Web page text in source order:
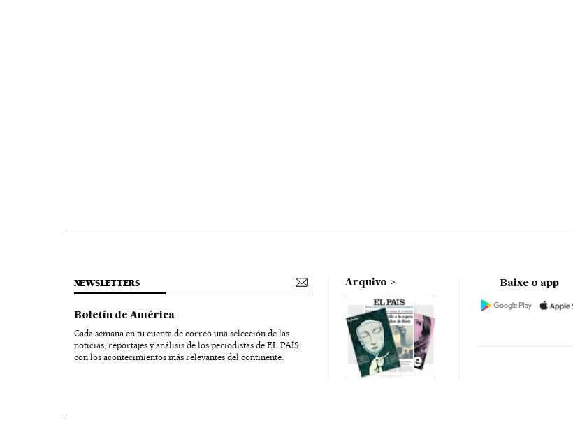
NEWSLETTERS
Boletín de América
Cada semana en tu cuenta de correo una selección de las
noticias, reportajes y análisis de los periodistas de EL PAÍS
con los acontecimientos más relevantes del continente.
Arquivo Baixe o app